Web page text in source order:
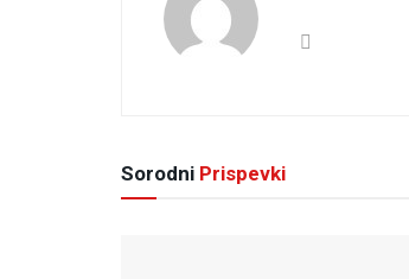
Sorodni Prispevki